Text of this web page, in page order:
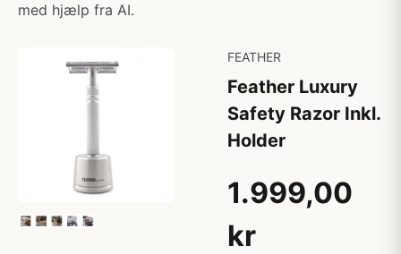
med hjælp fra AI.
FEATHER
Feather Luxury
Safety Razor Inkl.
Holder
1.999,00
kr